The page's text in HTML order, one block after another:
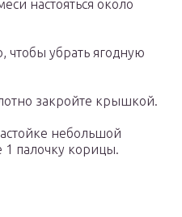
настояться около
чтобы убрать ягодную
закройте крышкой.
небольшой
1 палочку корицы.